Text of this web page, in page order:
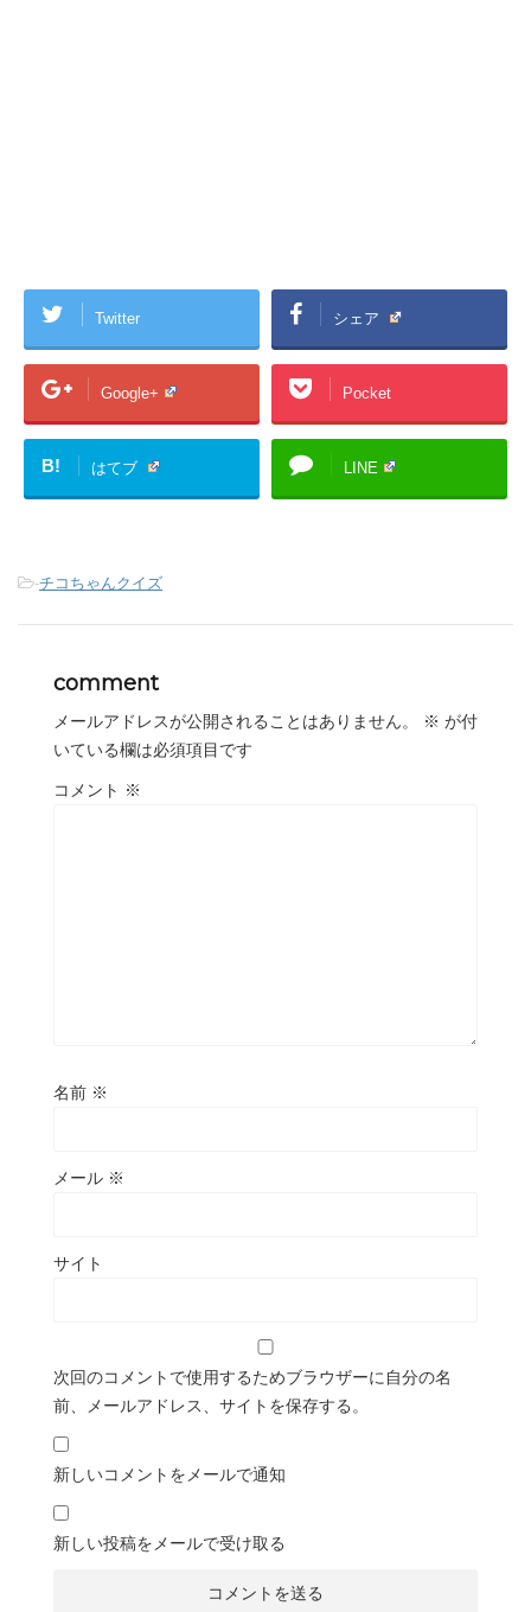
Twitter シェア
Google+ Pocket
B! はてブ LINE
-チコちゃんクイズ
comment
メールアドレスが公開されることはありません。 ※ が付
いている欄は必須項目です
コメント ※
名前 ※
メール ※
サイト
次回のコメントで使用するためブラウザーに自分の名
前、メールアドレス、サイトを保存する。
新しいコメントをメールで通知
新しい投稿をメールで受け取る